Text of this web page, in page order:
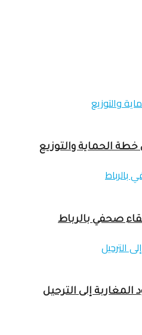
الحماية والتوزيع
إلى الترحيل